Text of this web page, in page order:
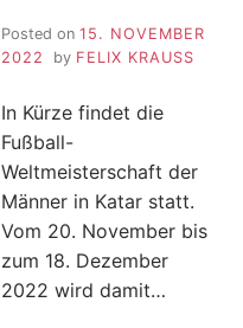
Posted on 15. NOVEMBER
2022
by FELIX KRAUSS
In Kürze findet die
Fußball-
Weltmeisterschaft der
Männer in Katar statt.
Vom 20. November bis
zum 18. Dezember
2022 wird damit…